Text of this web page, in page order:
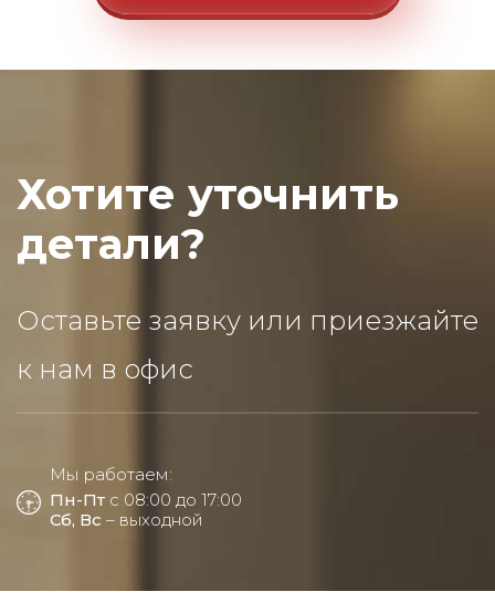
Хотите уточнить
детали?
Оставьте заявку или приезжайте
к нам в офис
Мы работаем:
Пн-Пт с 08:00 до 17:00
Сб, Вс – выходной